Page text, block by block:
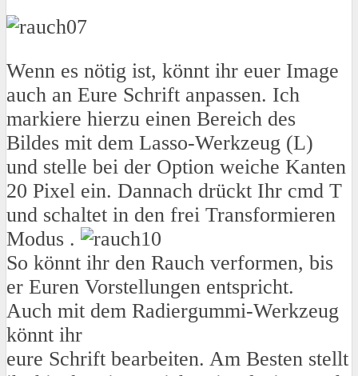
Wenn es nötig ist, könnt ihr euer Image
auch an Eure Schrift anpassen. Ich
markiere hierzu einen Bereich des
Bildes mit dem Lasso-Werkzeug (L)
und stelle bei der Option weiche Kanten
20 Pixel ein. Dannach drückt Ihr cmd T
und schaltet in den frei Transformieren
Modus .
So könnt ihr den Rauch verformen, bis
er Euren Vorstellungen entspricht.
Auch mit dem Radiergummi-Werkzeug
könnt ihr
eure Schrift bearbeiten. Am Besten stellt